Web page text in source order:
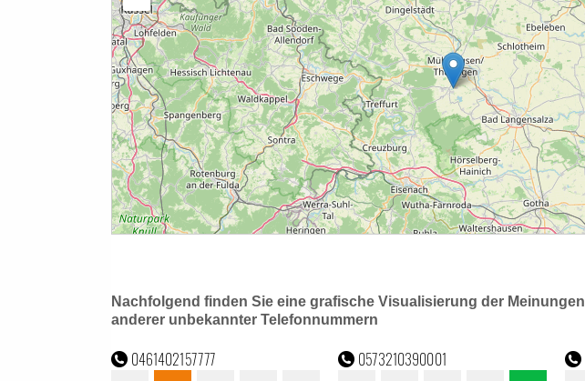
Nachfolgend finden Sie eine grafische Visualisierung der Meinungen
anderer unbekannter Telefonnummern